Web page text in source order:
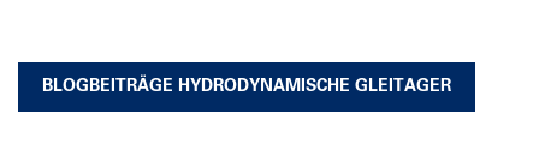
BLOGBEITRÄGE HYDRODYNAMISCHE GLEITAGER